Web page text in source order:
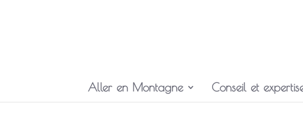
Aller en Montagne Conseil et